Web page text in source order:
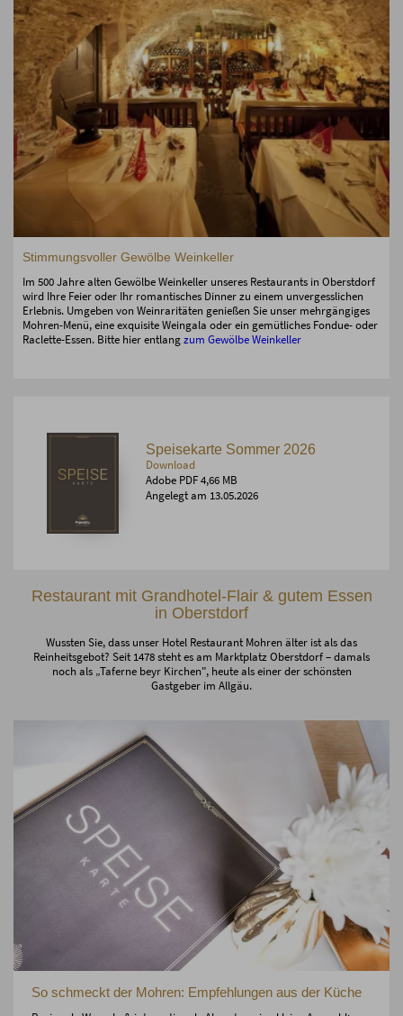
Stimmungsvoller Gewölbe Weinkeller
Im 500 Jahre alten Gewölbe Weinkeller unseres Restaurants in Oberstdorf
wird Ihre Feier oder Ihr romantisches Dinner zu einem unvergesslichen
Erlebnis. Umgeben von Weinraritäten genießen Sie unser mehrgängiges
Mohren-Menü, eine exquisite Weingala oder ein gemütliches Fondue- oder
Raclette-Essen. Bitte hier entlangzum Gewölbe Weinkeller
Speisekarte Sommer 2026
Download
Adobe PDF 4,66 MB
Angelegt am 13.05.2026
Restaurant mit Grandhotel-Flair & gutem Essen
in Oberstdorf
Wussten Sie, dass unser Hotel Restaurant Mohren älter ist als das
Reinheitsgebot? Seit 1478 steht es am Marktplatz Oberstdorf – damals
noch als „Taferne beyr Kirchen", heute als einer der schönsten
Gastgeber im Allgäu.
So schmeckt der Mohren: Empfehlungen aus der Küche